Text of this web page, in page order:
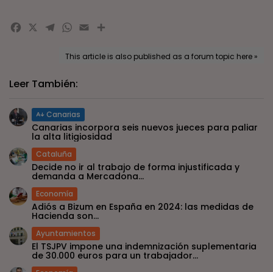
Facebook
X Telegram
WhatsApp
EmailCompartir
This article is also published as a forum topic here »
Leer También:
Canarias
Canarias incorpora seis nuevos jueces para paliar
la alta litigiosidad
Cataluña
Decide no ir al trabajo de forma injustificada y
demanda a Mercadona...
Economía
Adiós a Bizum en España en 2024: las medidas de
Hacienda son...
Ayuntamientos
El TSJPV impone una indemnización suplementaria
de 30.000 euros para un trabajador...